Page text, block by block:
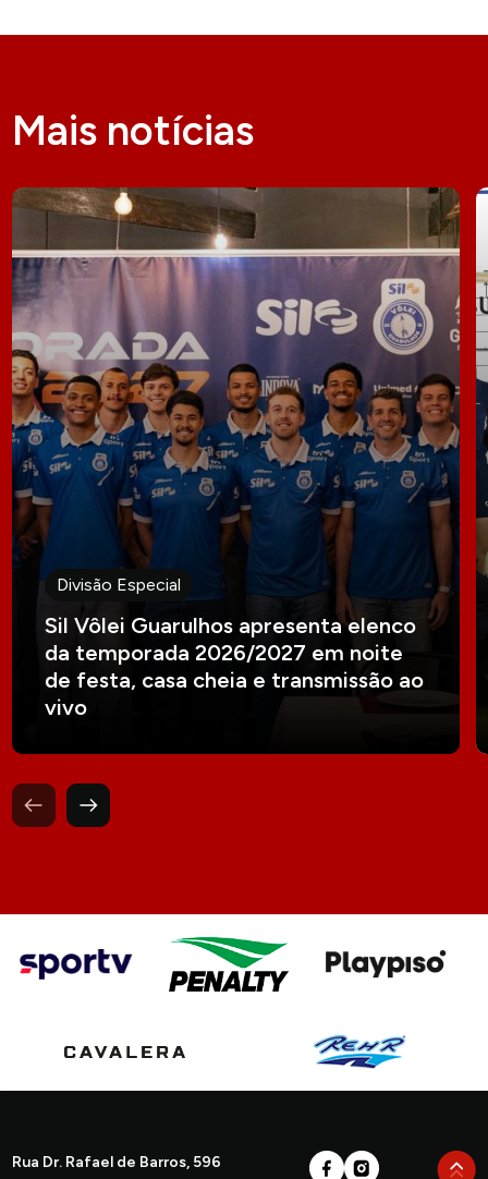
Mais notícias
Divisão Especial
Sil Vôlei Guarulhos apresenta elenco
da temporada 2026/2027 em noite
de festa, casa cheia e transmissão ao
vivo
Rua Dr. Rafael de Barros, 596